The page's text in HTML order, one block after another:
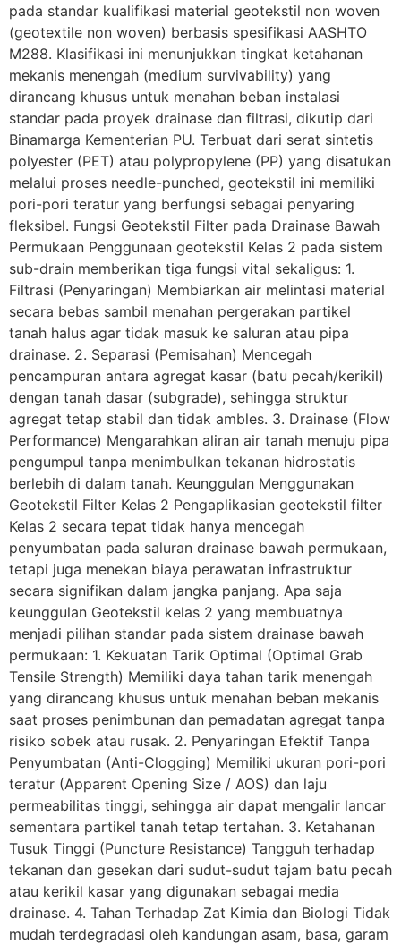
pada standar kualifikasi material geotekstil non woven
(geotextile non woven) berbasis spesifikasi AASHTO
M288. Klasifikasi ini menunjukkan tingkat ketahanan
mekanis menengah (medium survivability) yang
dirancang khusus untuk menahan beban instalasi
standar pada proyek drainase dan filtrasi, dikutip dari
Binamarga Kementerian PU. Terbuat dari serat sintetis
polyester (PET) atau polypropylene (PP) yang disatukan
melalui proses needle-punched, geotekstil ini memiliki
pori-pori teratur yang berfungsi sebagai penyaring
fleksibel. Fungsi Geotekstil Filter pada Drainase Bawah
Permukaan Penggunaan geotekstil Kelas 2 pada sistem
sub-drain memberikan tiga fungsi vital sekaligus: 1.
Filtrasi (Penyaringan) Membiarkan air melintasi material
secara bebas sambil menahan pergerakan partikel
tanah halus agar tidak masuk ke saluran atau pipa
drainase. 2. Separasi (Pemisahan) Mencegah
pencampuran antara agregat kasar (batu pecah/kerikil)
dengan tanah dasar (subgrade), sehingga struktur
agregat tetap stabil dan tidak ambles. 3. Drainase (Flow
Performance) Mengarahkan aliran air tanah menuju pipa
pengumpul tanpa menimbulkan tekanan hidrostatis
berlebih di dalam tanah. Keunggulan Menggunakan
Geotekstil Filter Kelas 2 Pengaplikasian geotekstil filter
Kelas 2 secara tepat tidak hanya mencegah
penyumbatan pada saluran drainase bawah permukaan,
tetapi juga menekan biaya perawatan infrastruktur
secara signifikan dalam jangka panjang. Apa saja
keunggulan Geotekstil kelas 2 yang membuatnya
menjadi pilihan standar pada sistem drainase bawah
permukaan: 1. Kekuatan Tarik Optimal (Optimal Grab
Tensile Strength) Memiliki daya tahan tarik menengah
yang dirancang khusus untuk menahan beban mekanis
saat proses penimbunan dan pemadatan agregat tanpa
risiko sobek atau rusak. 2. Penyaringan Efektif Tanpa
Penyumbatan (Anti-Clogging) Memiliki ukuran pori-pori
teratur (Apparent Opening Size / AOS) dan laju
permeabilitas tinggi, sehingga air dapat mengalir lancar
sementara partikel tanah tetap tertahan. 3. Ketahanan
Tusuk Tinggi (Puncture Resistance) Tangguh terhadap
tekanan dan gesekan dari sudut-sudut tajam batu pecah
atau kerikil kasar yang digunakan sebagai media
drainase. 4. Tahan Terhadap Zat Kimia dan Biologi Tidak
mudah terdegradasi oleh kandungan asam, basa, garam